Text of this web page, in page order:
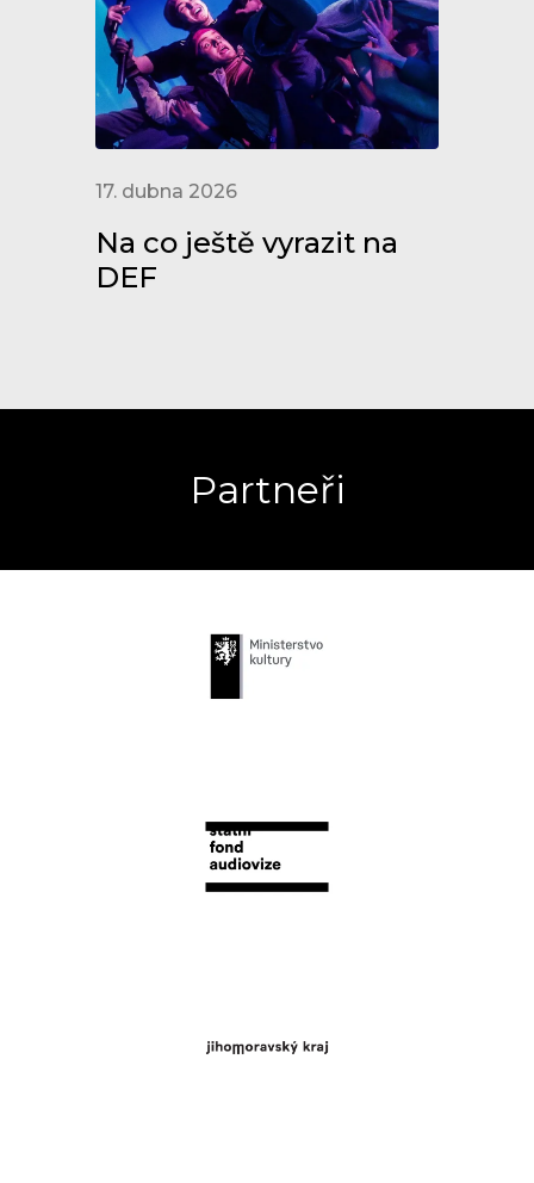
17. dubna 2026
Na co ještě vyrazit na
DEF
Partneři